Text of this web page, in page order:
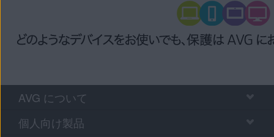
AVG について
個人向け製品